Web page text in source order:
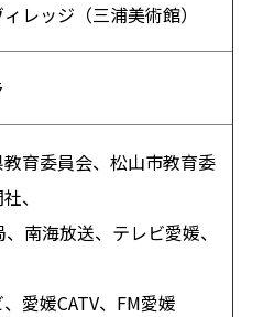
レッジ（三浦美術館）
育委員会、松山市教育委
、
南海放送、テレビ愛媛、
愛媛CATV、 FM愛媛